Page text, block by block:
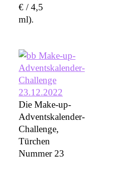
€ / 4,5
ml).
Die Make-up-
Adventskalender-
Challenge,
Türchen
Nummer 23